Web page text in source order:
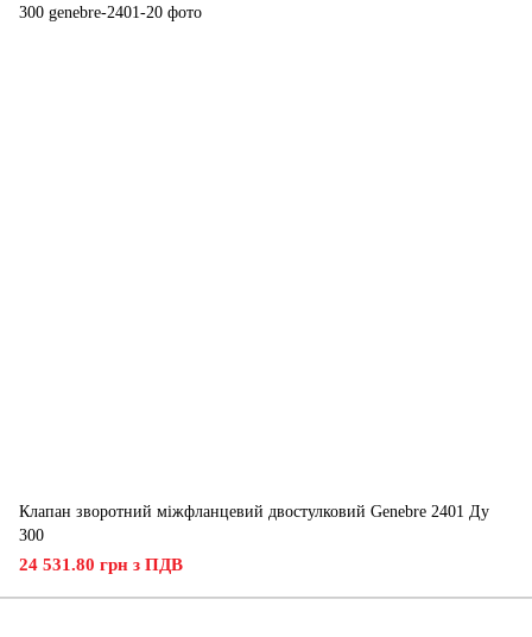
Клапан зворотний міжфланцевий двостулковий Genebre 2401 Ду
300
24 531.80 грн з ПДВ